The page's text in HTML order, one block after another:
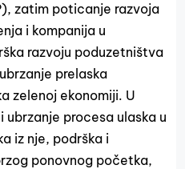
zatim poticanje razvoja
i kompanija u
razvoju poduzetništva
prelaska
zelenoj ekonomiji. U
ubrzanje procesa ulaska u
iz nje, podrška i
ponovnog početka,